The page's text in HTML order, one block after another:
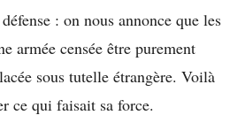
: on nous annonce que les
armée censée être purement
sous tutelle étrangère. Voilà
ce qui faisait sa force.